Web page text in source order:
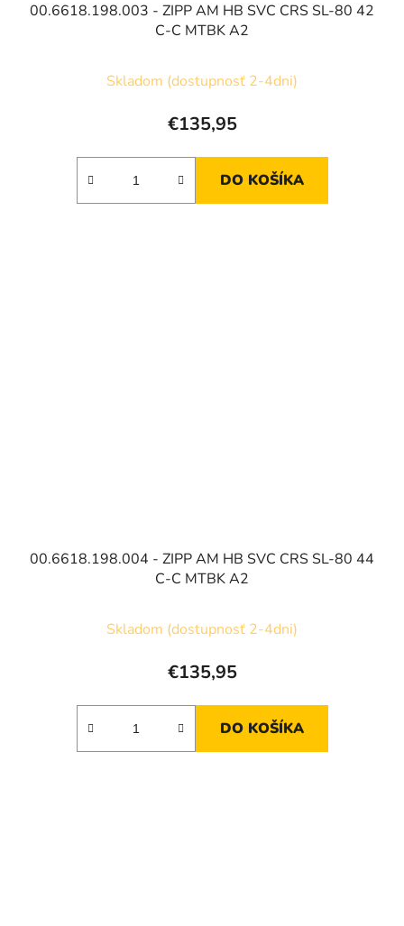
00.6618.198.003 - ZIPP AM HB SVC CRS SL-80 42
C-C MTBK A2
Skladom (dostupnosť 2-4dni)
€135,95
DO KOŠÍKA
00.6618.198.004 - ZIPP AM HB SVC CRS SL-80 44
C-C MTBK A2
Skladom (dostupnosť 2-4dni)
€135,95
DO KOŠÍKA